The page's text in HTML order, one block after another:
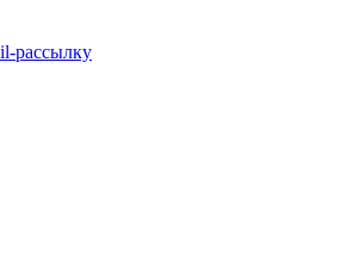
рассылку